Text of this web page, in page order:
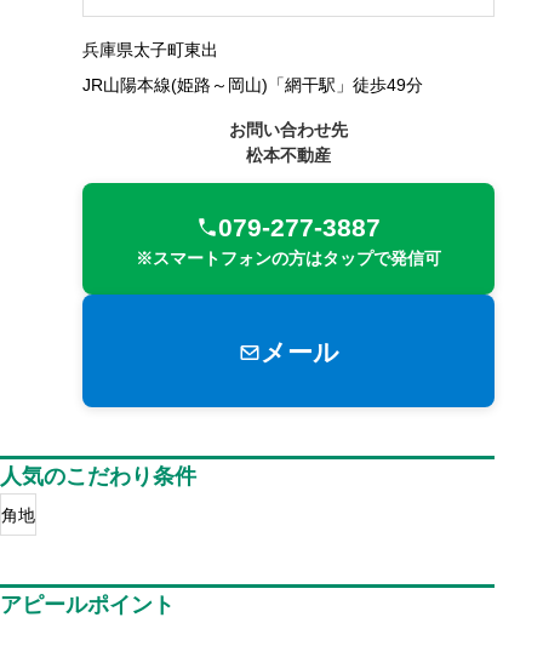
兵庫県太子町東出
JR山陽本線(姫路～岡山)「網干駅」徒歩49分
お問い合わせ先
松本不動産
079-277-3887
※スマートフォンの方はタップで発信可
メール
人気のこだわり条件
角地
アピールポイント